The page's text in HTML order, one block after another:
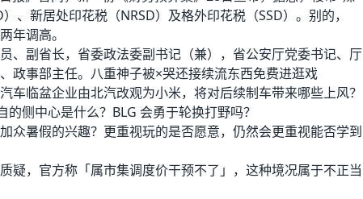
、新居处印花税（NRSD）及格外印花税（SSD）。别的，
年调高。
副省长，省委政法委副书记（兼），省公安厅党委书记、厅
政事部主任。八重神子被×哭还接续流东西免费进逛戏
临盆企业由北汽改观为小米，将对后续制车带来哪些上风？
侧中心是什么？BLG 会勇于轮换打野吗？
暑假的兴趣？更重视玩的是否愿意，仍然会更重视能否学到
，官方称「属市集调度价干预不了」，这种境况属于不正当